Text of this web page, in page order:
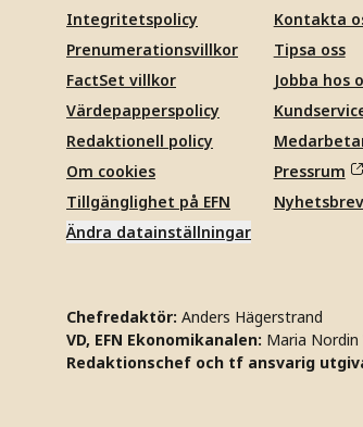
Integritetspolicy
Prenumerationsvillkor
FactSet villkor
Värdepapperspolicy
Redaktionell policy
Om cookies
Tillgänglighet på EFN
Ändra datainställningar
Kontakta
Tipsa oss
Jobba hos
Pressrum
Nyhetsbrev
Chefredaktör: Anders Hägerstrand
VD, EFN Ekonomikanalen: Maria Nordin
Redaktionschef och tf ansvarig